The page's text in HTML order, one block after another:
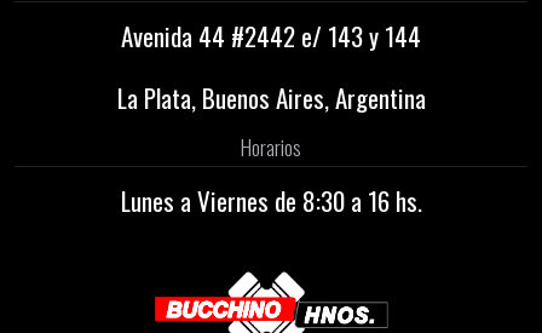
Avenida 44 #2442 e/ 143 y 144
La Plata, Buenos Aires, Argentina
Horarios
Lunes a Viernes de 8:30 a 16 hs.